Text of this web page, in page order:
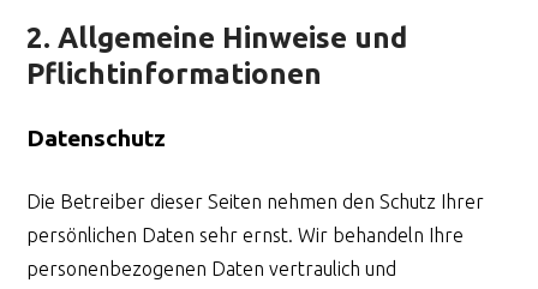
2. Allgemeine Hinweise und
Pflichtinformationen
Datenschutz
Die Betreiber dieser Seiten nehmen den Schutz Ihrer
persönlichen Daten sehr ernst. Wir behandeln Ihre
personenbezogenen Daten vertraulich und